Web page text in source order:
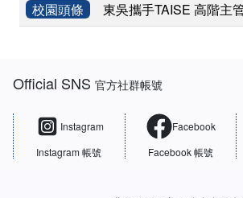
校園頭條
東吳攜手TAISE 高階主
Official SNS官方社群帳號
Instagram
Instagram 帳號
Facebook
Facebook 帳號